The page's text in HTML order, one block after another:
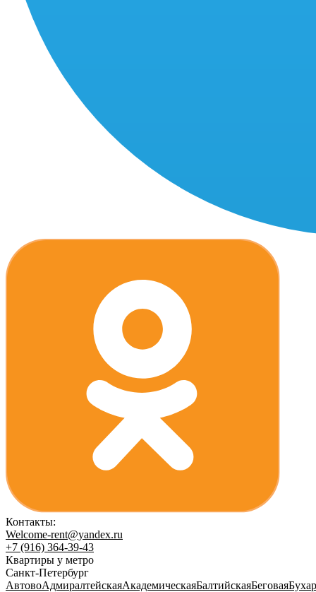
Контакты:
Welcome-rent@yandex.ru
+7 (916) 364-39-43
Квартиры у метро
Санкт-Петербург
АвтовоАдмиралтейскаяАкадемическаяБалтийскаяБеговая